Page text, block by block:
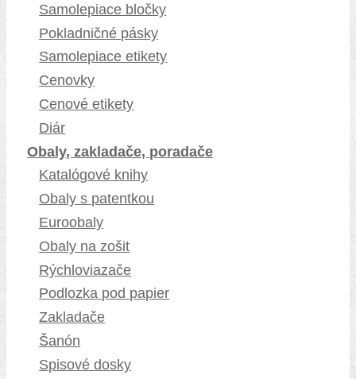
Samolepiace bločky
Pokladničné pásky
Samolepiace etikety
Cenovky
Cenové etikety
Diár
Obaly, zakladače, poradače
Katalógové knihy
Obaly s patentkou
Euroobaly
Obaly na zošit
Rýchloviazače
Podlozka pod papier
Zakladače
Šanón
Spisové dosky